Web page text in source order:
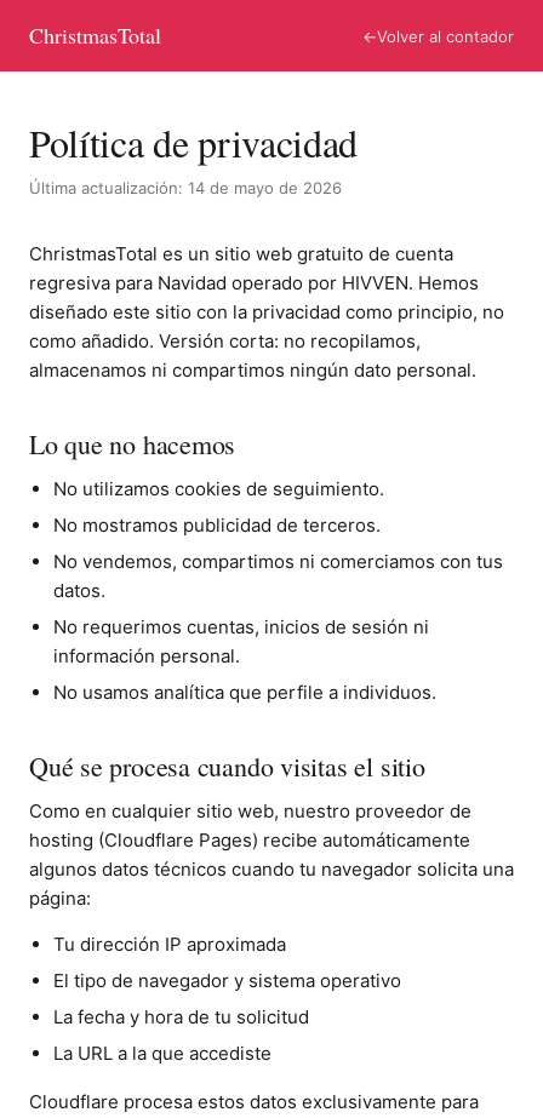
ChristmasTotal ←Volver al contador
Política de privacidad
Última actualización: 14 de mayo de 2026
ChristmasTotal es un sitio web gratuito de cuenta
regresiva para Navidad operado por HIVVEN. Hemos
diseñado este sitio con la privacidad como principio, no
como añadido. Versión corta: no recopilamos,
almacenamos ni compartimos ningún dato personal.
Lo que no hacemos
No utilizamos cookies de seguimiento.
No mostramos publicidad de terceros.
No vendemos, compartimos ni comerciamos con tus
datos.
No requerimos cuentas, inicios de sesión ni
información personal.
No usamos analítica que perfile a individuos.
Qué se procesa cuando visitas el sitio
Como en cualquier sitio web, nuestro proveedor de
hosting (Cloudflare Pages) recibe automáticamente
algunos datos técnicos cuando tu navegador solicita una
página:
Tu dirección IP aproximada
El tipo de navegador y sistema operativo
La fecha y hora de tu solicitud
La URL a la que accediste
Cloudflare procesa estos datos exclusivamente para